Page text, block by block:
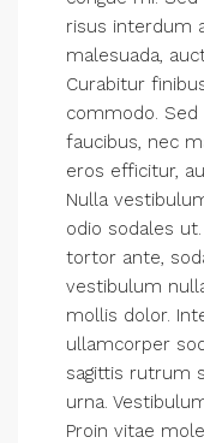
risus interdum
malesuada,
Curabitur
commodo.
faucibus, nec
eros efficitur,
Nulla
odio sodales
tortor ante,
vestibulum
mollis dolor.
ullamcorper
sagittis rutrum
urna.
Proin vitae